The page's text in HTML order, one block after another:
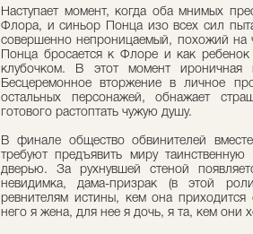
Наступает момент, когда оба мнимых
Флора, и синьор Понца изо всех сил
совершенно непроницаемый, похожий на
Понца бросается к Флоре и как
клубочком. В этот момент ироничная
Бесцеремонное вторжение в личное
остальных персонажей, обнажает
готового растоптать чужую душу.
В финале общество обвинителей
требуют предъявить миру
дверью. За рухнувшей стеной
невидимка, дама-призрак (в этой роли
ревнителям истины, кем она
него я жена, для нее я дочь, я та, кем они